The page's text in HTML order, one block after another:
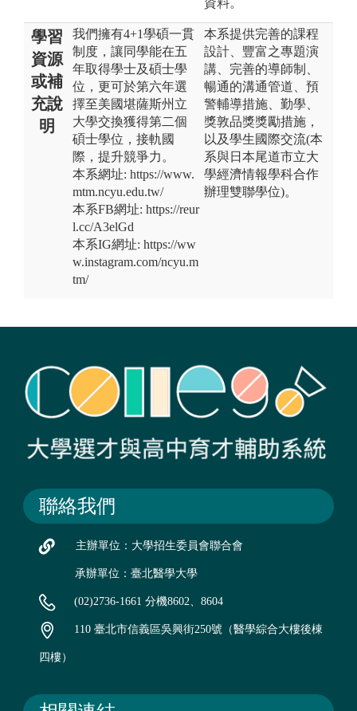
學習
資源
或補
充說
明
我們擁有4+1學碩一貫
制度，讓同學能在五
年取得學士及碩士學
位，更可於第六年選
擇至美國堪薩斯州立
大學交換獲得第二個
碩士學位，接軌國
際，提升競爭力。
本系網址: https://www.
mtm.ncyu.edu.tw/
本系FB網址: https://reur
l.cc/A3elGd
本系IG網址: https://ww
w.instagram.com/ncyu.m
tm/
本系提供完善的課程
設計、豐富之專題演
講、完善的導師制、
暢通的溝通管道、預
警輔導措施、勤學、
獎敦品獎獎勵措施，
以及學生國際交流(本
系與日本尾道市立大
學經濟情報學科合作
辦理雙聯學位)。
聯絡我們
主辦單位：大學招生委員會聯合會
承辦單位：臺北醫學大學
(02)2736-1661 分機8602、8604
110 臺北市信義區吳興街250號（醫學綜合大樓後棟
四樓）